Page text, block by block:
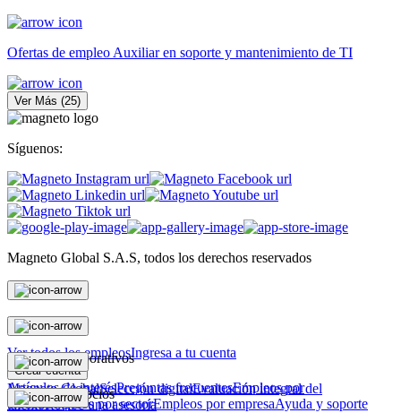
Ofertas de empleo Auxiliar en soporte y mantenimiento de TI
Ver Más (25)
Síguenos:
Magneto Global S.A.S, todos los derechos reservados
Personas
Ver todos los empleosIngresa a tu cuenta
Crear cuenta
Artículos de interésPreguntas frecuentesEmpleos por
ciudadEmpleos por sectorEmpleos por empresaAyuda y soporte
Magneto Corporativos
Magneto GlobalSelección digitalEvaluación integral del
talentoRecibe una asesoría
Magneto Negocios